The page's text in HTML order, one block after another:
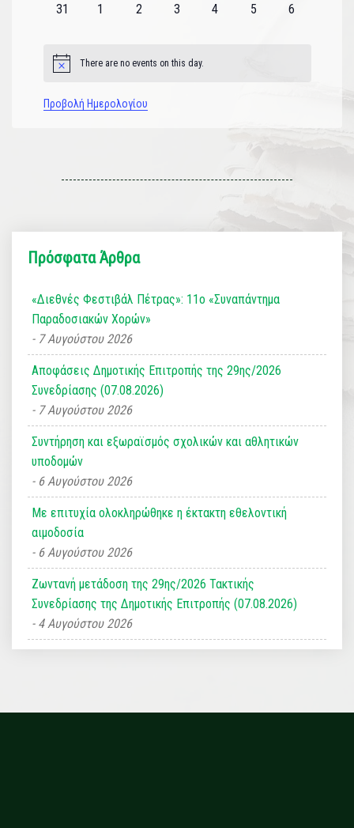
0
31
0
1
0
2
0
3
0
4
0
5
0
6
Notice There are no events on this day.
Προβολή Ημερολογίου
Πρόσφατα Άρθρα
«Διεθνές Φεστιβάλ Πέτρας»: 11ο «Συναπάντημα
Παραδοσιακών Χορών»
7 Αυγούστου 2026
Αποφάσεις Δημοτικής Επιτροπής της 29ης/2026
Συνεδρίασης (07.08.2026)
7 Αυγούστου 2026
Συντήρηση και εξωραϊσμός σχολικών και αθλητικών
υποδομών
6 Αυγούστου 2026
Με επιτυχία ολοκληρώθηκε η έκτακτη εθελοντική
αιμοδοσία
6 Αυγούστου 2026
Ζωντανή μετάδοση της 29ης/2026 Τακτικής
Συνεδρίασης της Δημοτικής Επιτροπής (07.08.2026)
4 Αυγούστου 2026